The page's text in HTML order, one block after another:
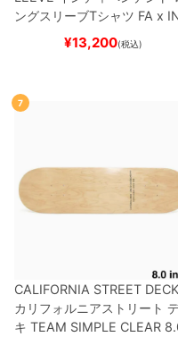
ングスリーブTシャツ FA x
EPENDENTHOSTAGE
スケートボード スケボー
¥13,200(税込)
7
CALIFORNIA STREET DECK
カリフォルニアストリート
キ TEAM SIMPLE CLEAR